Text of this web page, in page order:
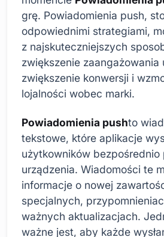
grę. Powiadomienia push,
odpowiednimi strategiami,
z najskuteczniejszych
zwiększenie zaangażowania
zwiększenie konwersji i
lojalności wobec marki.
Powiadomienia pushto
tekstowe, które aplikacje
użytkowników bezpośrednio
urządzenia. Wiadomości te
informacje o nowej
specjalnych,
ważnych aktualizacjach.
ważne jest, aby każde